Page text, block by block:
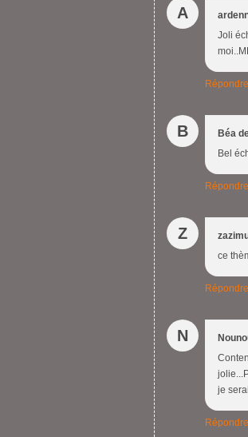
A
Joli
Répondre
B
Béa
Bel
Répondre
Z
ce
Répondre
N
je
Répondre